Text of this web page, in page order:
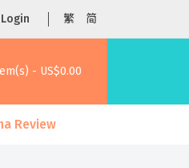
Login 繁 简
- US$0.00
Review